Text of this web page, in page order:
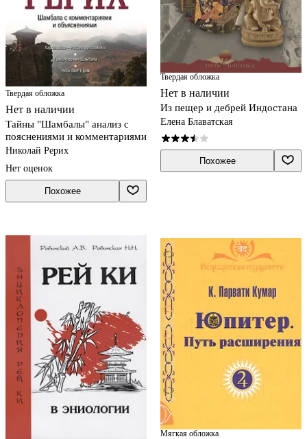
Твердая обложка
Нет в наличии
Тайны "Шамбалы" анализ с
пояснениями и комментариями
Николай Рерих
Нет оценок
Похожее
Твердая обложка
Нет в наличии
Из пещер и дебрей Индостана
Елена Блаватская
Похожее
Мягкая обложка